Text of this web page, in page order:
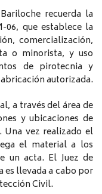
recuerda la
06, que establece la
comercialización,
o minorista, y uso
de pirotecnia y
autorizada.
a través del área de
y ubicaciones de
vez realizado el
el material a los
un acta. El Juez de
es llevada a cabo por
Civil.